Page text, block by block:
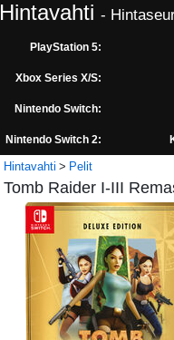
Hintavahti -
PlayStation 5:
Xbox Series X/S:
Nintendo Switch:
Nintendo Switch 2:
Hintavahti Pelit
Tomb Raider I-III